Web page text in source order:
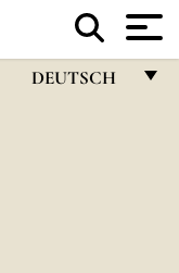
DEUTSCH